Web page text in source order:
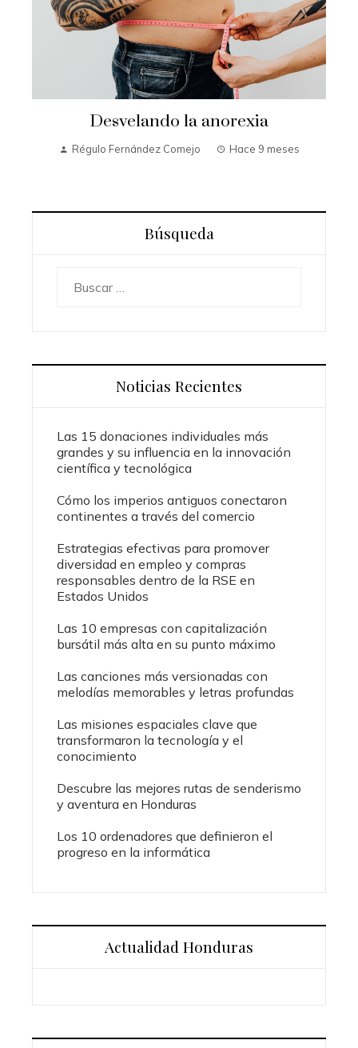
Desvelando la anorexia
Régulo Fernández Comejo Hace 9 meses
Búsqueda
Noticias Recientes
Las 15 donaciones individuales más
grandes y su influencia en la innovación
científica y tecnológica
Cómo los imperios antiguos conectaron
continentes a través del comercio
Estrategias efectivas para promover
diversidad en empleo y compras
responsables dentro de la RSE en
Estados Unidos
Las 10 empresas con capitalización
bursátil más alta en su punto máximo
Las canciones más versionadas con
melodías memorables y letras profundas
Las misiones espaciales clave que
transformaron la tecnología y el
conocimiento
Descubre las mejores rutas de senderismo
y aventura en Honduras
Los 10 ordenadores que definieron el
progreso en la informática
Actualidad Honduras